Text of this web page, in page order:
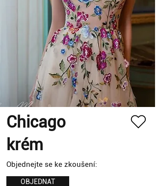
Chicago
krém
Objednejte se ke zkoušení:
OBJEDNAT